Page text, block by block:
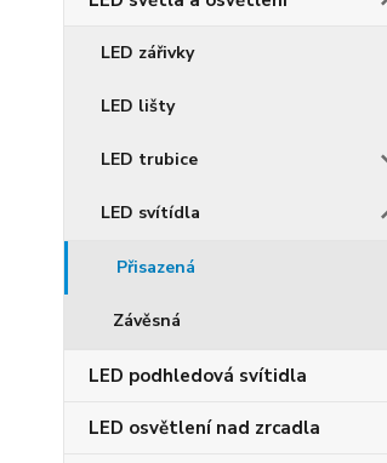
LED zářivky
LED lišty
LED trubice
LED svítídla
Přisazená
Závěsná
LED podhledová svítidla
LED osvětlení nad zrcadla